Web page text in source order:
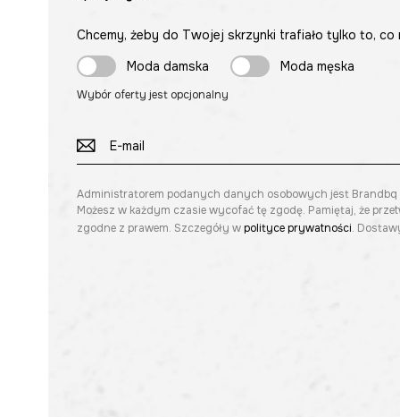
Chcemy, żeby do Twojej skrzynki trafiało tylko to,
Moda damska
Moda męska
Wybór oferty jest opcjonalny
Administratorem podanych danych osobowych jest Brandbq
Możesz w każdym czasie wycofać tę zgodę. Pamiętaj, że
zgodne z prawem. Szczegóły w polityce prywatności.